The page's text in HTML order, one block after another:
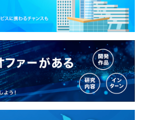
いう組織の中に、PM・エンジニ
開発メンバーが所属しており、それ
が構成されています。
には、それぞれの部署からメンバー
のプロジェクトチームが組成され